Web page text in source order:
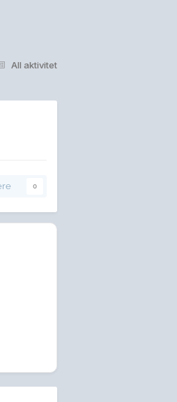
All aktivitet
0